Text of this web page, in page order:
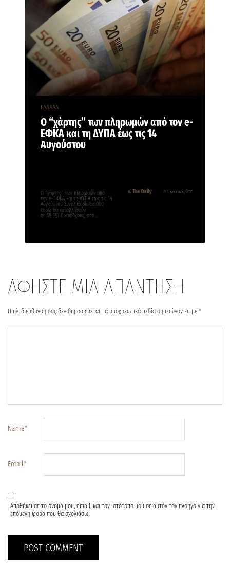
ΕΛΛΑΔΑ
Ο “χάρτης” των πληρωμών από τον e-
ΕΦΚΑ και τη ΔΥΠΑ έως τις 14
Αυγούστου
By The Daily 8 Αυγούστου, 2026
Ο “χάρτης” των πληρωμών από
τον e-ΕΦΚΑ και τη ΔΥΠΑ έως τις 14
Αυγούστου Συνολικά 56.756.000
ευρώ θα καταβληθούν
σε 58.370 δικαιούχους, από…
ΑΦΗΣΤΕ ΜΙΑ ΑΠΑΝΤΗΣΗ
Η ηλ. διεύθυνση σας δεν δημοσιεύεται. Τα υποχρεωτικά πεδία σημειώνονται με *
Name*
Email*
Αποθήκευσε το όνομά μου, email, και τον ιστότοπο μου σε αυτόν τον πλοηγό για την
επόμενη φορά που θα σχολιάσω.